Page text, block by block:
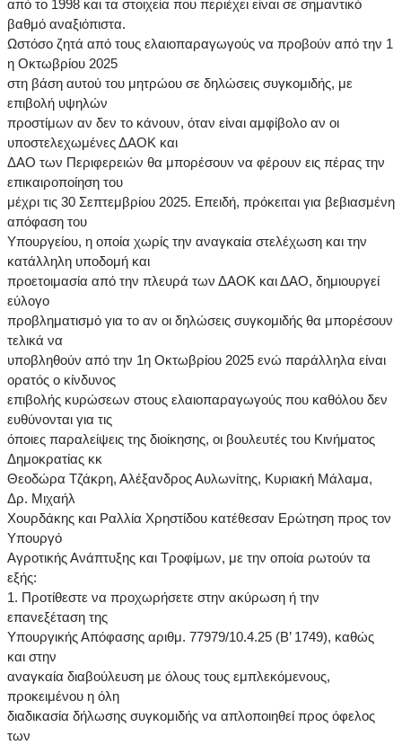
από το 1998 και τα στοιχεία που περιέχει είναι σε σημαντικό
βαθμό αναξιόπιστα.
Ωστόσο ζητά από τους ελαιοπαραγωγούς να προβούν από την 1
η Οκτωβρίου 2025
στη βάση αυτού του μητρώου σε δηλώσεις συγκομιδής, με
επιβολή υψηλών
προστίμων αν δεν το κάνουν, όταν είναι αμφίβολο αν οι
υποστελεχωμένες ΔΑΟΚ και
ΔΑΟ των Περιφερειών θα μπορέσουν να φέρουν εις πέρας την
επικαιροποίηση του
μέχρι τις 30 Σεπτεμβρίου 2025. Επειδή, πρόκειται για βεβιασμένη
απόφαση του
Υπουργείου, η οποία χωρίς την αναγκαία στελέχωση και την
κατάλληλη υποδομή και
προετοιμασία από την πλευρά των ΔΑΟΚ και ΔΑΟ, δημιουργεί
εύλογο
προβληματισμό για το αν οι δηλώσεις συγκομιδής θα μπορέσουν
τελικά να
υποβληθούν από την 1η Οκτωβρίου 2025 ενώ παράλληλα είναι
ορατός ο κίνδυνος
επιβολής κυρώσεων στους ελαιοπαραγωγούς που καθόλου δεν
ευθύνονται για τις
όποιες παραλείψεις της διοίκησης, οι βουλευτές του Κινήματος
Δημοκρατίας κκ
Θεοδώρα Τζάκρη, Αλέξανδρος Αυλωνίτης, Κυριακή Μάλαμα,
Δρ. Μιχαήλ
Χουρδάκης και Ραλλία Χρηστίδου κατέθεσαν Ερώτηση προς τον
Υπουργό
Αγροτικής Ανάπτυξης και Τροφίμων, με την οποία ρωτούν τα
εξής:
1. Προτίθεστε να προχωρήσετε στην ακύρωση ή την
επανεξέταση της
Υπουργικής Απόφασης αριθμ. 77979/10.4.25 (Β’ 1749), καθώς
και στην
αναγκαία διαβούλευση με όλους τους εμπλεκόμενους,
προκειμένου η όλη
διαδικασία δήλωσης συγκομιδής να απλοποιηθεί προς όφελος
των